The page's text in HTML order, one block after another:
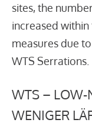
sites, the
increased
measures due
WTS Serrations.
WTS – LOW-
WENIGER